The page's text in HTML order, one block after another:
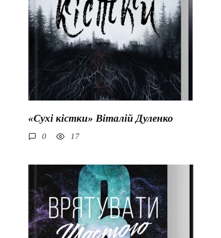
«Сухі кістки» Віталій Дуленко
0 17